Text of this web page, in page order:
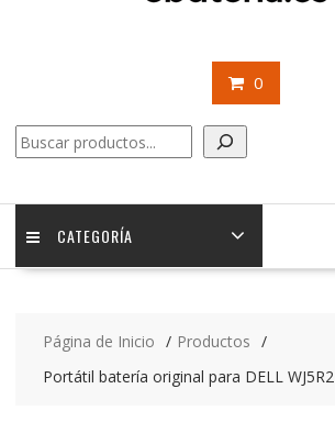
0
Buscar
CATEGORÍA
Página de Inicio
Productos
Portátil batería original para DELL WJ5R2